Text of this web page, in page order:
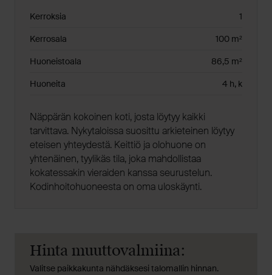
Kerroksia 1
Kerrosala 100 m²
Huoneistoala 86,5 m²
Huoneita 4 h, k
Näppärän kokoinen koti, josta löytyy kaikki
tarvittava. Nykytaloissa suosittu arkieteinen löytyy
eteisen yhteydestä. Keittiö ja olohuone on
yhtenäinen, tyylikäs tila, joka mahdollistaa
kokatessakin vieraiden kanssa seurustelun.
Kodinhoitohuoneesta on oma uloskäynti.
Hinta muuttovalmiina:
Valitse paikkakunta nähdäksesi talomallin hinnan.